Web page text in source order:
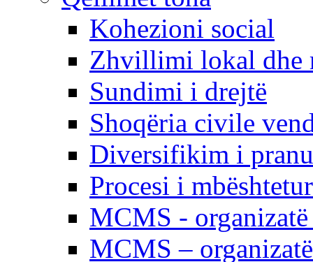
Kohezioni social
Zhvillimi lokal dhe
Sundimi i drejtë
Shoqëria civile
Diversifikim i
Procesi i
MCMS -
MCMS –